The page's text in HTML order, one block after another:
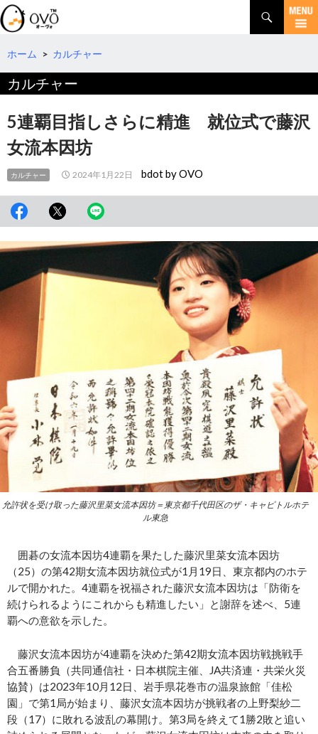
検
索
コ
テ
ツ
へ
移
動
ホーム > カルチャー
カルチャー
5連覇目指しさらに精進 就位式で藤沢
女流本因坊
カルチャー 2024年1月22日 bdot by OVO
允許状を受け取った藤沢里菜女流本因坊＝東京都千代田区のザ・キャピトルホテ
ル東急
囲碁の女流本因坊4連覇を果たした藤沢里菜女流本因坊
（25）の第42期女流本因坊就位式が1月19日、東京都内のホテ
ルで開かれた。4連覇を祝福された藤沢女流本因坊は「防衛を
続けられるようにこれからも精進したい」と謝辞を述べ、5連
覇への意欲を示した。
藤沢女流本因坊が4連覇を決めた第42期女流本因坊戦挑戦手
合五番勝負（共同通信社・日本棋院主催、JA共済連・共栄火災
協賛）は2023年10月12日、岩手県花巻市の温泉旅館「佳松
園」で第1局が始まり、藤沢女流本因坊が挑戦者の上野梨紗二
段（17）に敗れる波乱の幕開け。第3局を終えて1勝2敗と追い